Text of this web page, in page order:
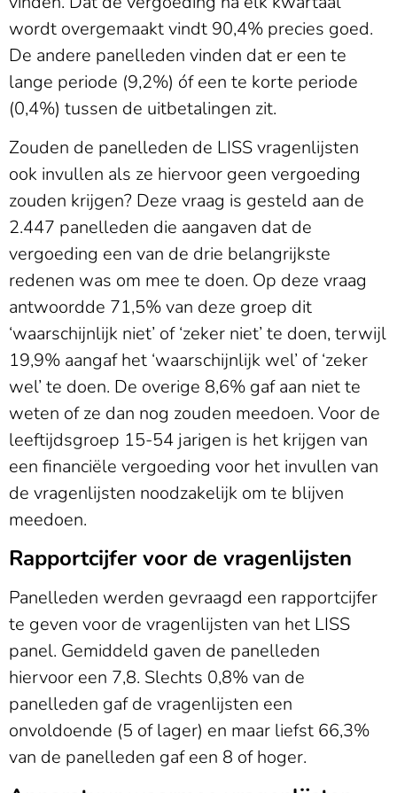
wordt overgemaakt vindt 90,4% precies goed.
De andere panelleden vinden dat er een te
lange periode (9,2%) óf een te korte periode
(0,4%) tussen de uitbetalingen zit.
Zouden de panelleden de LISS vragenlijsten
ook invullen als ze hiervoor geen vergoeding
zouden krijgen? Deze vraag is gesteld aan de
2.447 panelleden die aangaven dat de
vergoeding een van de drie belangrijkste
redenen was om mee te doen. Op deze vraag
antwoordde 71,5% van deze groep dit
‘waarschijnlijk niet’ of ‘zeker niet’ te doen, terwijl
19,9% aangaf het ‘waarschijnlijk wel’ of ‘zeker
wel’ te doen. De overige 8,6% gaf aan niet te
weten of ze dan nog zouden meedoen. Voor de
leeftijdsgroep 15-54 jarigen is het krijgen van
een financiële vergoeding voor het invullen van
de vragenlijsten noodzakelijk om te blijven
meedoen.
Rapportcijfer voor de vragenlijsten
Panelleden werden gevraagd een rapportcijfer
te geven voor de vragenlijsten van het LISS
panel. Gemiddeld gaven de panelleden
hiervoor een 7,8. Slechts 0,8% van de
panelleden gaf de vragenlijsten een
onvoldoende (5 of lager) en maar liefst 66,3%
van de panelleden gaf een 8 of hoger.